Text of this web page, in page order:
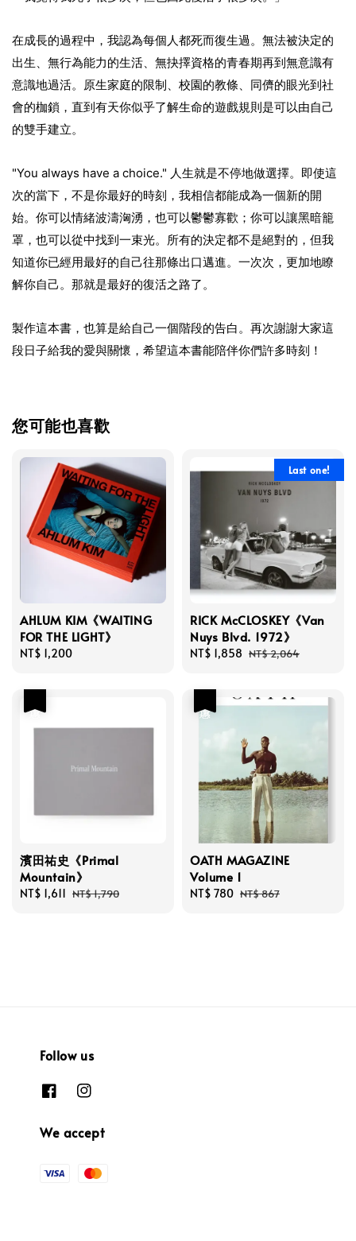
加入購物車
在成長的過程中，我認為每個人都死而復生過。無法被決定的
出生、無行為能力的生活、無抉擇資格的青春期再到無意識有
意識地過活。原生家庭的限制、校園的教條、同儕的眼光到社
會的枷鎖，直到有天你似乎了解生命的遊戲規則是可以由自己
的雙手建立。
"You always have a choice." 人生就是不停地做選擇。即使這
次的當下，不是你最好的時刻，我相信都能成為一個新的開
始。你可以情緒波濤洶湧，也可以鬱鬱寡歡；你可以讓黑暗籠
罩，也可以從中找到一束光。所有的決定都不是絕對的，但我
知道你已經用最好的自己往那條出口邁進。一次次，更加地瞭
解你自己。那就是最好的復活之路了。
製作這本書，也算是給自己一個階段的告白。再次謝謝大家這
段日子給我的愛與關懷，希望這本書能陪伴你們許多時刻！
您可能也喜歡
AHLUM KIM《WAITING
FOR THE LIGHT》
Regular
NT$ 1,200
Last one!
RICK McCLOSKEY《Van
Nuys Blvd. 1972》
Sale
NT$ 1,858 Regular
NT$ 2,064
濱田祐史《Primal
Mountain》
Sale
NT$ 1,611 Regular
NT$ 1,790
OATH MAGAZINE
Volume 1
Sale
NT$ 780 Regular
NT$ 867
Follow us
We accept